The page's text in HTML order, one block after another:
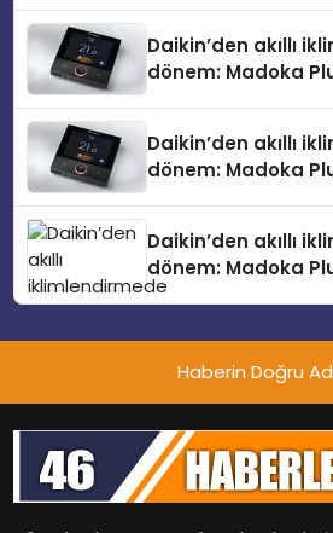
Daikin’den akıllı
dönem: Madoka
Daikin’den akıllı
dönem: Madoka
Daikin’den akıllı
dönem: Madoka
Daikin’in kullanıcı
teknolojilerle
VRV kontrol ünitesi
Türkiye’de satışa
dokunmatik
desteği ve akıllı
sayesinde
yönetimini daha
Haberin Doğru